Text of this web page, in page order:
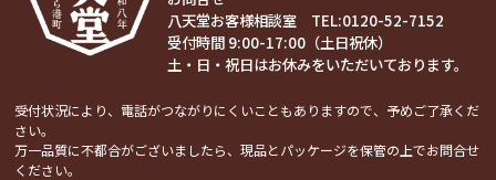
八天堂お客様相談室 TEL:0120-52-7152
受付時間 9:00-17:00（土日祝休）
土・日・祝日はお休みをいただいております。
受付状況により、電話がつながりにくいこともありますので、予めご了承くだ
さい。
万一品質に不都合がございましたら、現品とパッケージを保管の上でお問合せ
ください。